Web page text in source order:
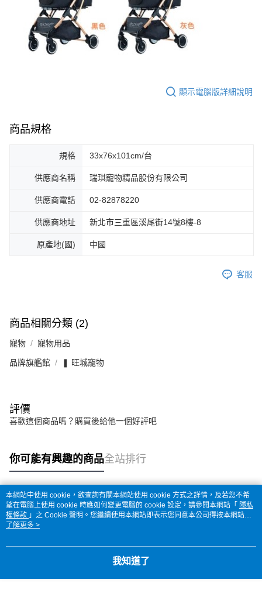
顯示電腦版詳細說明
商品規格
規格 33x76x101cm/台
供應商名稱 瑞琪寵物精品股份有限公司
供應商電話 02-82878220
供應商地址 新北市三重區溪尾街14號8樓-8
原產地(國) 中國
客服
商品相關分類 (2)
寵物 寵物用品
品牌旗艦館 ❚ 旺城寵物
評價
喜歡這個商品嗎？購買後給他一個好評吧
你可能有興趣的商品全站排行
熱門標籤
本網站中使用 cookie，欲查詢有關本網站使用 cookie 方式之詳情，及若您不希
望在電腦上使用 cookie 時應如何變更電腦的 cookie 設定，請參閱本網站「 隱私
權條款 」之 Cookie 聲明。您繼續使用本網站即表示您同意本公司得按本網站使
用條款之 Cookie 聲明使用 cookie。
了解更多 >
我知道了